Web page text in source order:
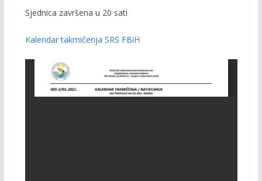
Sjednica završena u 20 sati
Kalendar takmičenja SRS FBiH